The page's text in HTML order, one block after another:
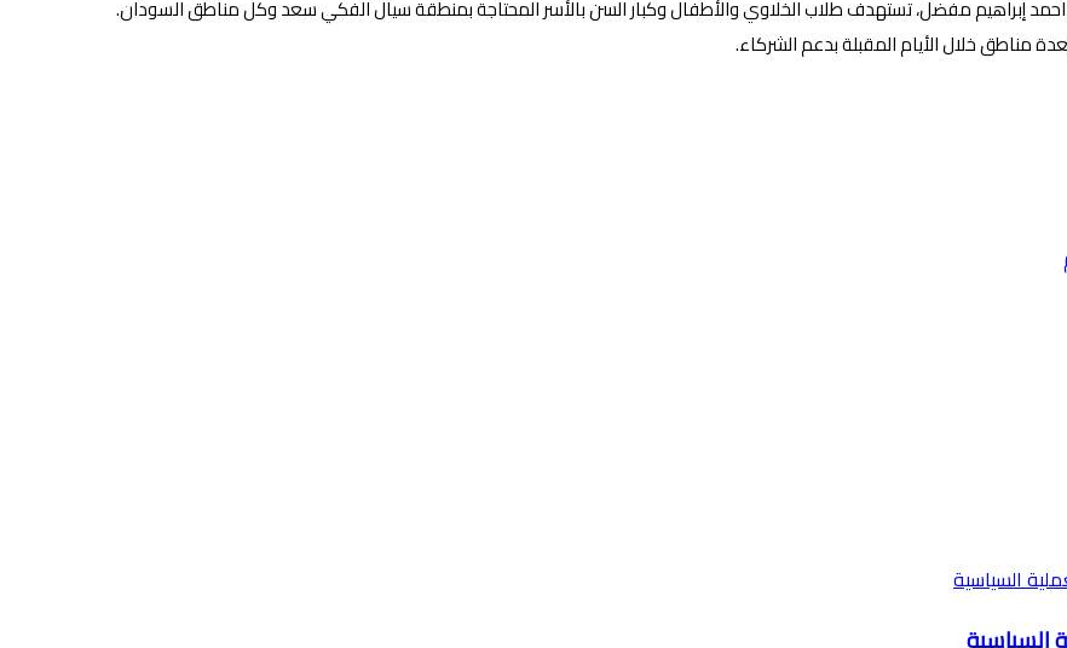
احمد إبراهيم مفضل، تستهدف طلاب الخلاوي والأطفال وكبار السن بالأسر المحتاجة بمنطقة سيال الفكي سعد وكل مناطق السودان.